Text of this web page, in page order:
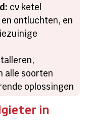
cv ketel
ontluchten, en
alle soorten
oplossingen
in